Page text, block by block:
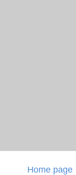
Home page